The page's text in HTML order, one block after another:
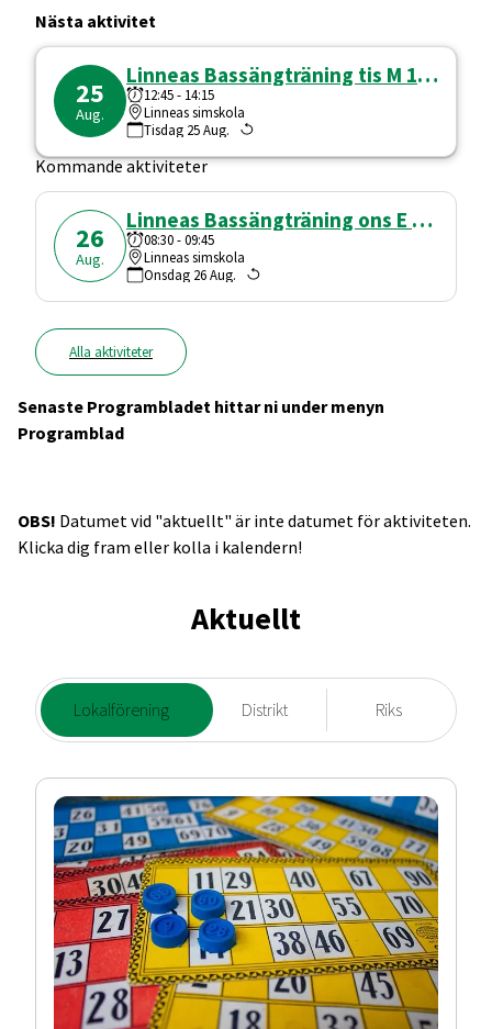
Nästa aktivitet
25
Aug.
Linneas Bassängträning tis M 12:45-14:15
12:45- 14:15
Linneas simskola
Tisdag 25Aug.
Kommande aktiviteter
26
Aug.
Linneas Bassängträning ons E 08:30-09:45
08:30-09:45
Linneas simskola
Onsdag 26Aug.
Alla aktiviteter
Senaste Programbladet hittar ni under menyn
Programblad
OBS! Datumet vid "aktuellt" är inte datumet för aktiviteten.
Klicka dig fram eller kolla i kalendern!
Aktuellt
Lokalförening Distrikt Riks